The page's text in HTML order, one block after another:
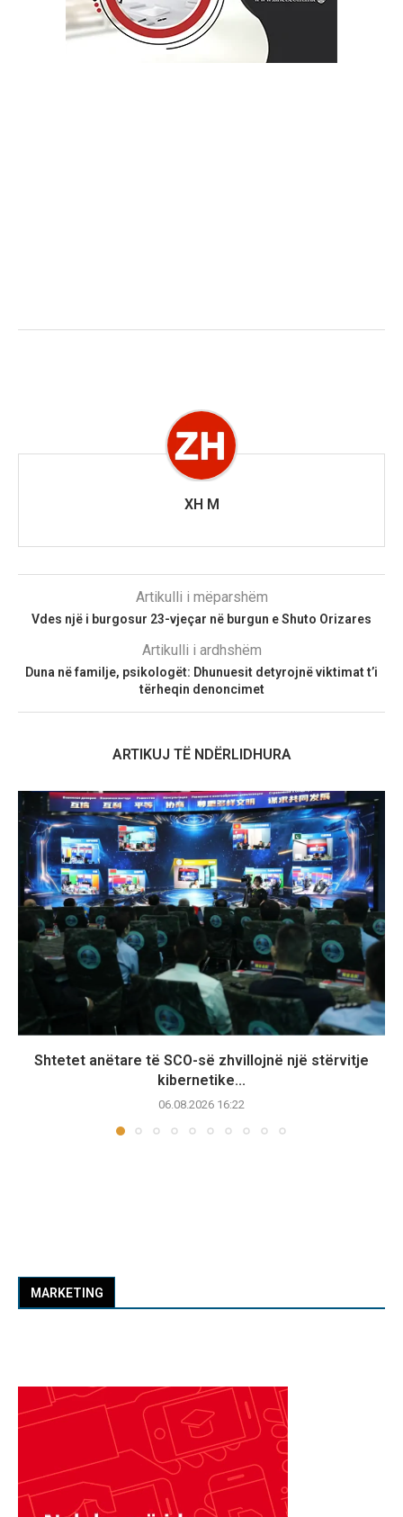
XH M
Artikulli i mëparshëm
Vdes një i burgosur 23-vjeçar në burgun e Shuto Orizares
Artikulli i ardhshëm
Duna në familje, psikologët: Dhunuesit detyrojnë viktimat t’i
tërheqin denoncimet
ARTIKUJ TË NDËRLIDHURA
Shtetet anëtare të SCO-së zhvillojnë një stërvitje
kibernetike...
06.08.2026 16:22
MARKETING